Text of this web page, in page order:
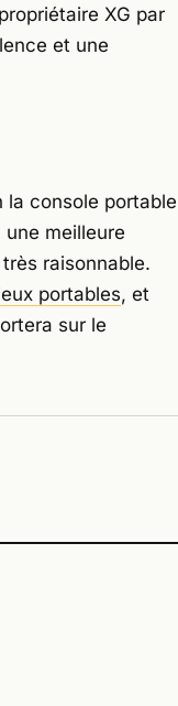
XG par
et une
la console portable
meilleure
raisonnable.
portables, et
sur le